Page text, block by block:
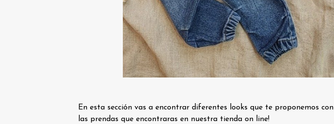
En esta sección vas a encontrar diferentes looks que te proponemos con
las prendas que encontraras en nuestra tienda on line!